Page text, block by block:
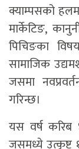
क्याम्पसको
मार्केटिङ,
पिचिङका
सामाजिक
जसमा
गरिन्छ।
यस वर्ष करिब
जसमध्ये